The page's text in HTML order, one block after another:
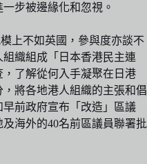
步被邊緣化和忽視。
上不如英國，參與度亦談不
組織組成「日本香港民主連
了解從何入手凝聚在日港
將各地港人組織的主張和倡
前政府宣布「改造」區議
海外的40名前區議員聯署批